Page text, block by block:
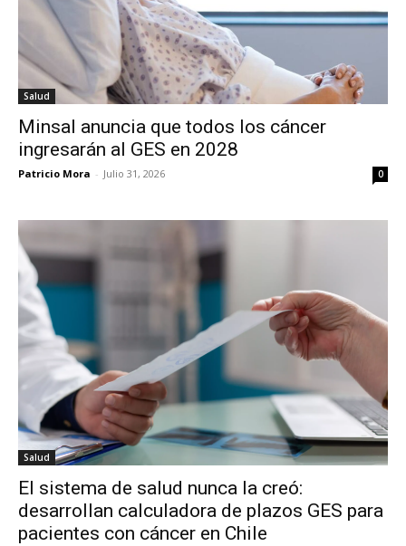
Salud
Minsal anuncia que todos los cáncer
ingresarán al GES en 2028
Patricio Mora - Julio 31, 2026 0
Salud
El sistema de salud nunca la creó:
desarrollan calculadora de plazos GES para
pacientes con cáncer en Chile